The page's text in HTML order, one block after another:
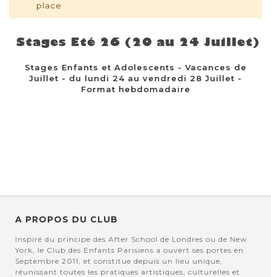
place
Stages Eté 26 (20 au 24 Juillet)
Stages Enfants et Adolescents - Vacances de
Juillet - du lundi 24 au vendredi 28 Juillet -
Format hebdomadaire
A PROPOS DU CLUB
Inspiré du principe des After School de Londres ou de New
York, le Club des Enfants Parisiens a ouvert ses portes en
Septembre 2011, et constitue depuis un lieu unique,
réunissant toutes les pratiques artistiques, culturelles et